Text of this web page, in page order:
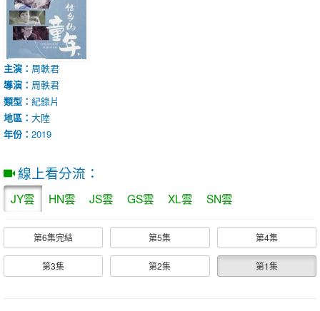
主演： 周軼君
導演： 周軼君
類型： 紀錄片
地區： 大陸
年份： 2019
線上看分流：
JY雲 HN雲 JS雲 GS雲 XL雲 SN雲
第6集完結 第5集 第4集
第3集 第2集 第1集